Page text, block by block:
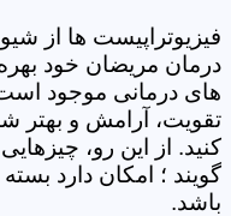
فیزیوتراپیست ها از
درمان مریضان خود
های درمانی موجود است
تقویت، آرامش و بهتر
کنید. از این رو،
گویند ؛ امکان دارد
باشد.